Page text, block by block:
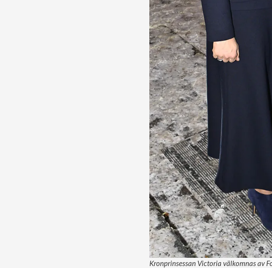
Kronprinsessan Victoria välkomnas av